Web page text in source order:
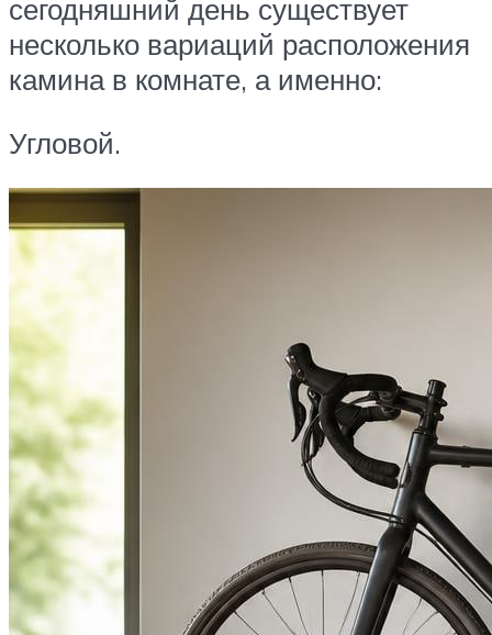
сегодняшний день существует
несколько вариаций расположения
камина в комнате, а именно:
Угловой.